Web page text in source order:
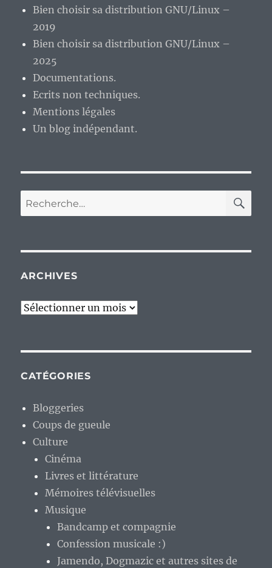
Bien choisir sa distribution GNU/Linux –
2019
Bien choisir sa distribution GNU/Linux –
2025
Documentations.
Ecrits non techniques.
Mentions légales
Un blog indépendant.
Recherche
pour :
ARCHIVES
Archives
CATÉGORIES
Bloggeries
Coups de gueule
Culture
Cinéma
Livres et littérature
Mémoires télévisuelles
Musique
Bandcamp et compagnie
Confession musicale :)
Jamendo, Dogmazic et autres sites de